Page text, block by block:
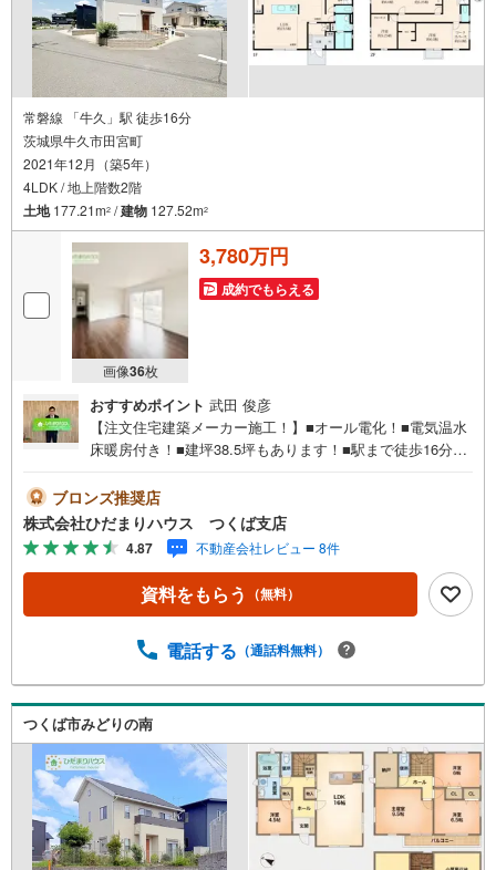
常磐線 「牛久」駅 徒歩16分
茨城県牛久市田宮町
2021年12月（築5年）
4LDK / 地上階数2階
土地177.21m2 /建物 127.52m2
画像36枚
3,780万円
成約でもらえる
おすすめポイント 武田 俊彦
【注文住宅建築メーカー施工！】■オール電化！■電気温水
床暖房付き！■建坪38.5坪もあります！■駅まで徒歩16分で
♪マイホーム探しは、ひだまりハウスにご相談ください！■
自己資金￥0からの住宅購入できます！■他社様でご紹介さ
れている物件も一緒にご提案できます。■新規物件・価格変
更の情報がとてもスピーディーです。■インターネット非公
開の物件もご紹介可能です。■ご希望の方にはメールでのや
りとりだけで大丈夫です。■お忙しいときは現地待合せ＆現
宮町 中古戸建 牛久駅（徒歩16分） 牛久第二小学校
ブロンズ推奨店
株式会社ひだまりハウス つくば支店
4.87 不動産会社レビュー 8件
資料をもらう （無料）
電話する （通話料無料）
つくば市みどりの南